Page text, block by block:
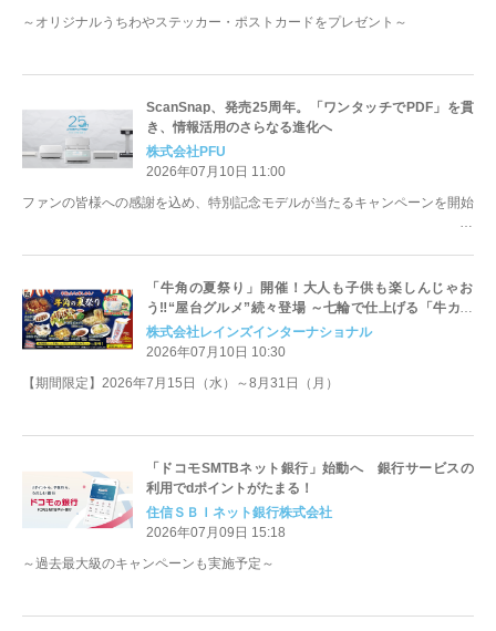
～オリジナルうちわやステッカー・ポストカードをプレゼント～
ScanSnap、発売25周年。「ワンタッチでPDF」を貫
き、情報活用のさらなる進化へ
株式会社PFU
2026年07月10日 11:00
ファンの皆様への感謝を込め、特別記念モデルが当たるキャンペーンを開始
「牛角の夏祭り」開催！大人も子供も楽しんじゃお
う‼“屋台グルメ”続々登場 ～七輪で仕上げる「牛カル
ビコッペ」や懐かしさ感じる「サクマドロップス」の
スイーツなど、オリジナル屋台メニュー全10品が登場
株式会社レインズインターナショナル
2026年07月10日 10:30
【期間限定】2026年7月15日（水）～8月31日（月）
「ドコモSMTBネット銀行」始動へ 銀行サービスの
利用でdポイントがたまる！
住信ＳＢＩネット銀行株式会社
2026年07月09日 15:18
～過去最大級のキャンペーンも実施予定～